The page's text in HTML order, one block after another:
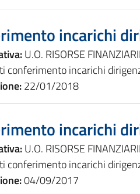
incarichi
U.O. RISORSE
conferimento incarichi
22/01/2018
incarichi
U.O. RISORSE
conferimento incarichi
04/09/2017